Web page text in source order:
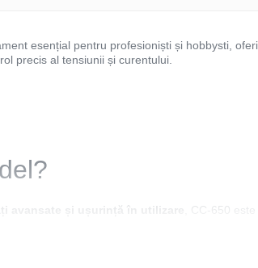
esențial pentru profesioniști și hobbysti,
precis al tensiunii și curentului.
avansate și ușurință în utilizare , CC-650